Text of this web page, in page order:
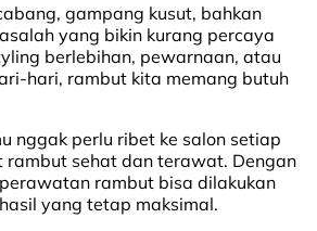
gampang kusut, bahkan
yang bikin kurang percaya
berlebihan, pewarnaan, atau
hari, rambut kita memang butuh
nggak perlu ribet ke salon setiap
rambut sehat dan terawat. Dengan
rambut bisa dilakukan
yang tetap maksimal.